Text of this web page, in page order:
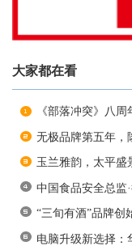
大家都在看
《部落冲突》八
无极品牌第五年，
玉兰雅韵，太平盛
中国食品安全总监
“三旬有酒”品牌创
电脑升级新选择：